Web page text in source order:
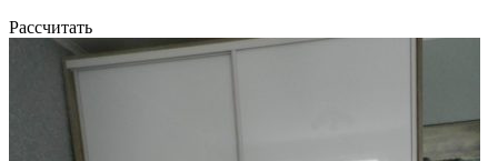
Рассчитать